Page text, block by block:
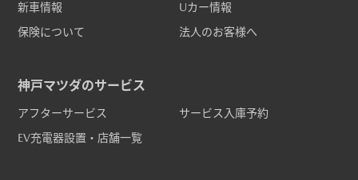
新車情報
Uカー情報
保険について
法人のお客様へ
神戸マツダのサービス
アフターサービス
サービス入庫予約
EV充電器設置・店舗一覧